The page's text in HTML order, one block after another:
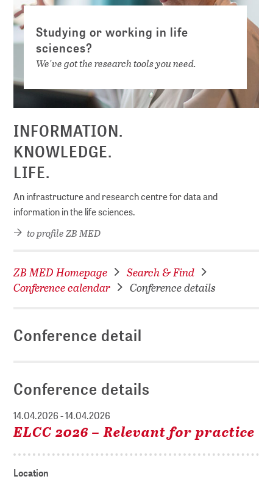
Studying or working in life
sciences?
We've got the research tools you need.
INFORMATION.
KNOWLEDGE.
LIFE.
An infrastructure and research centre for data and
information in the life sciences.
to profile ZB MED
ZB MED Homepage
Search & Find
Conference calendar
Conference details
Conference detail
Conference details
14.04.2026 - 14.04.2026
ELCC 2026 – Relevant for practice
Location